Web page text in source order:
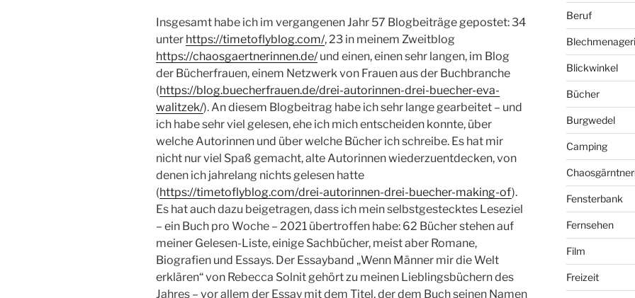
Insgesamt habe ich im vergangenen Jahr 57 Blogbeiträge gepostet: 34
unter https://timetoflyblog.com/, 23 in meinem Zweitblog
https://chaosgaertnerinnen.de/und einen, einen sehr langen, im Blog
der Bücherfrauen, einem Netzwerk von Frauen aus der Buchbranche
(https://blog.buecherfrauen.de/drei-autorinnen-drei-buecher-eva-
walitzek/). An diesem Blogbeitrag habe ich sehr lange gearbeitet – und
ich habe sehr viel gelesen, ehe ich mich entscheiden konnte, über
welche Autorinnen und über welche Bücher ich schreibe. Es hat mir
nicht nur viel Spaß gemacht, alte Autorinnen wiederzuentdecken, von
denen ich jahrelang nichts gelesen hatte
(https://timetoflyblog.com/drei-autorinnen-drei-buecher-making-of).
Es hat auch dazu beigetragen, dass ich mein selbstgestecktes Leseziel
– ein Buch pro Woche – 2021 übertroffen habe: 62 Bücher stehen auf
meiner Gelesen-Liste, einige Sachbücher, meist aber Romane,
Biografien und Essays. Der Essayband „Wenn Männer mir die Welt
erklären“ von Rebecca Solnit gehört zu meinen Lieblingsbüchern des
Jahres – vor allem der Essay mit dem Titel, der dem Buch seinen Namen
Beruf
Blickwinkel
Bücher
Burgwedel
Camping
Fensterbank
Fernsehen
Film
Freizeit